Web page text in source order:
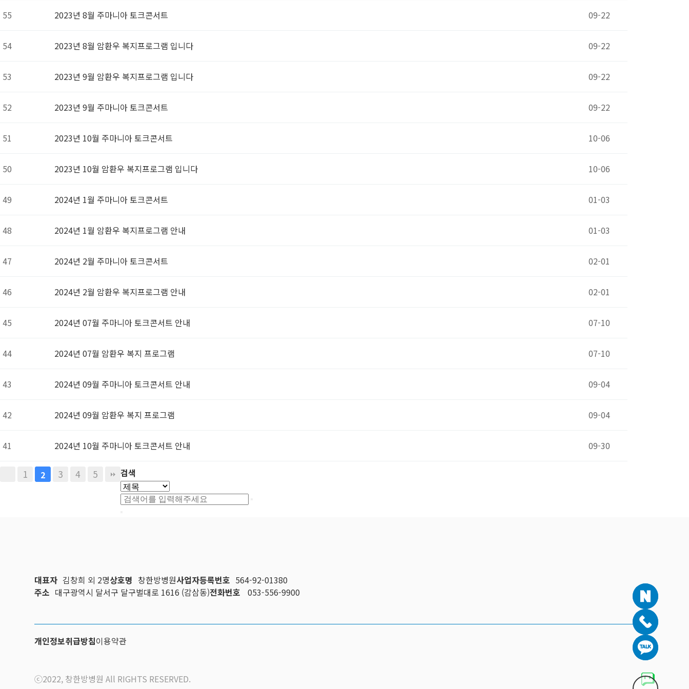
55 2023년 8월 주마니아 토크콘서트 09-22
54 2023년 8월 암환우 복지프로그램 입니다 09-22
53 2023년 9월 암환우 복지프로그램 입니다 09-22
52 2023년 9월 주마니아 토크콘서트 09-22
51 2023년 10월 주마니아 토크콘서트 10-06
50 2023년 10월 암환우 복지프로그램 입니다 10-06
49 2024년 1월 주마니아 토크콘서트 01-03
48 2024년 1월 암환우 복지프로그램 안내 01-03
47 2024년 2월 주마니아 토크콘서트 02-01
46 2024년 2월 암환우 복지프로그램 안내 02-01
45 2024년 07월 주마니아 토크콘서트 안내 07-10
44 2024년 07월 암환우 복지 프로그램 07-10
43 2024년 09월 주마니아 토크콘서트 안내 09-04
42 2024년 09월 암환우 복지 프로그램 09-04
41 2024년 10월 주마니아 토크콘서트 안내 09-30
1 2 3 4 5 검색
대표자 김창희 외 2명상호명 창한방병원사업자등록번호 564-92-01380
주소 대구광역시 달서구 달구벌대로 1616 (감삼동)전화번호 053-556-9900
개인정보취급방침이용약관
ⓒ2022, 창한방병원 All RIGHTS RESERVED.